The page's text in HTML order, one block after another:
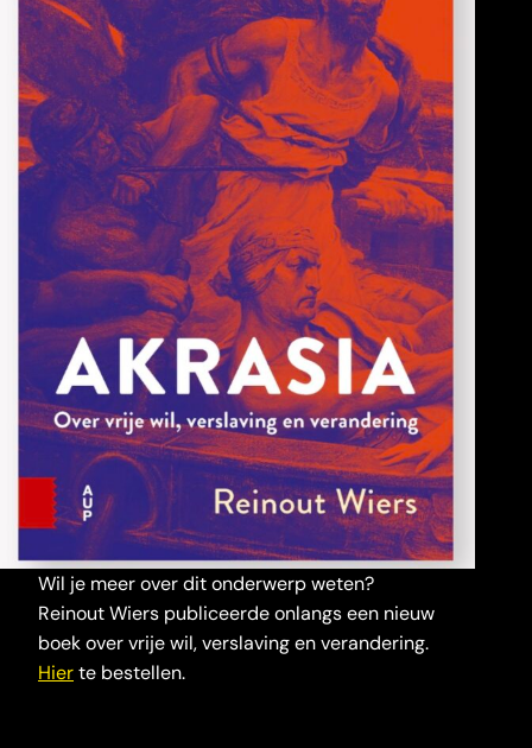
Wil je meer over dit onderwerp weten?
Reinout Wiers publiceerde onlangs een nieuw
boek over vrije wil, verslaving en verandering.
Hierte bestellen.